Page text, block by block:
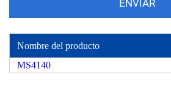
Nombre del producto
MS4140